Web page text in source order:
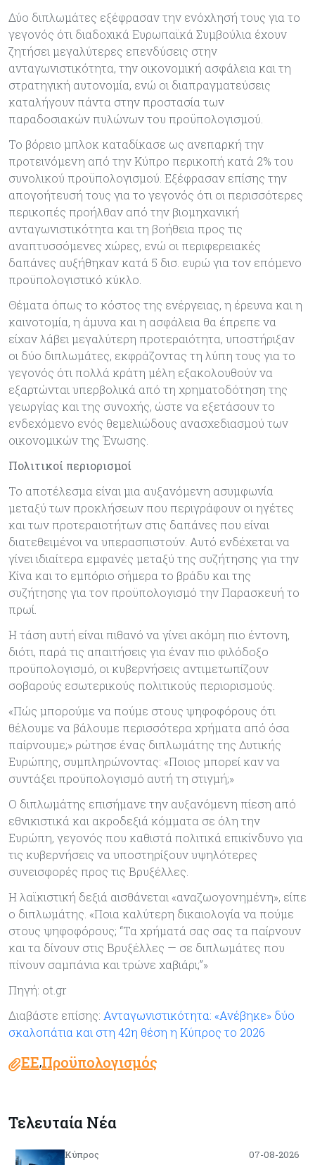
Δύο διπλωμάτες εξέφρασαν την ενόχλησή τους για το
γεγονός ότι διαδοχικά Ευρωπαϊκά Συμβούλια έχουν
ζητήσει μεγαλύτερες επενδύσεις στην
ανταγωνιστικότητα, την οικονομική ασφάλεια και τη
στρατηγική αυτονομία, ενώ οι διαπραγματεύσεις
καταλήγουν πάντα στην προστασία των
παραδοσιακών πυλώνων του προϋπολογισμού.
Το βόρειο μπλοκ καταδίκασε ως ανεπαρκή την
προτεινόμενη από την Κύπρο περικοπή κατά 2% του
συνολικού προϋπολογισμού. Εξέφρασαν επίσης την
απογοήτευσή τους για το γεγονός ότι οι περισσότερες
περικοπές προήλθαν από την βιομηχανική
ανταγωνιστικότητα και τη βοήθεια προς τις
αναπτυσσόμενες χώρες, ενώ οι περιφερειακές
δαπάνες αυξήθηκαν κατά 5 δισ. ευρώ για τον επόμενο
προϋπολογιστικό κύκλο.
Θέματα όπως το κόστος της ενέργειας, η έρευνα και η
καινοτομία, η άμυνα και η ασφάλεια θα έπρεπε να
είχαν λάβει μεγαλύτερη προτεραιότητα, υποστήριξαν
οι δύο διπλωμάτες, εκφράζοντας τη λύπη τους για το
γεγονός ότι πολλά κράτη μέλη εξακολουθούν να
εξαρτώνται υπερβολικά από τη χρηματοδότηση της
γεωργίας και της συνοχής, ώστε να εξετάσουν το
ενδεχόμενο ενός θεμελιώδους ανασχεδιασμού των
οικονομικών της Ένωσης.
Πολιτικοί περιορισμοί
Το αποτέλεσμα είναι μια αυξανόμενη ασυμφωνία
μεταξύ των προκλήσεων που περιγράφουν οι ηγέτες
και των προτεραιοτήτων στις δαπάνες που είναι
διατεθειμένοι να υπερασπιστούν. Αυτό ενδέχεται να
γίνει ιδιαίτερα εμφανές μεταξύ της συζήτησης για την
Κίνα και το εμπόριο σήμερα το βράδυ και της
συζήτησης για τον προϋπολογισμό την Παρασκευή το
πρωί.
Η τάση αυτή είναι πιθανό να γίνει ακόμη πιο έντονη,
διότι, παρά τις απαιτήσεις για έναν πιο φιλόδοξο
προϋπολογισμό, οι κυβερνήσεις αντιμετωπίζουν
σοβαρούς εσωτερικούς πολιτικούς περιορισμούς.
«Πώς μπορούμε να πούμε στους ψηφοφόρους ότι
θέλουμε να βάλουμε περισσότερα χρήματα από όσα
παίρνουμε;» ρώτησε ένας διπλωμάτης της Δυτικής
Ευρώπης, συμπληρώνοντας: «Ποιος μπορεί καν να
συντάξει προϋπολογισμό αυτή τη στιγμή;»
Ο διπλωμάτης επισήμανε την αυξανόμενη πίεση από
εθνικιστικά και ακροδεξιά κόμματα σε όλη την
Ευρώπη, γεγονός που καθιστά πολιτικά επικίνδυνο για
τις κυβερνήσεις να υποστηρίξουν υψηλότερες
συνεισφορές προς τις Βρυξέλλες.
Η λαϊκιστική δεξιά αισθάνεται «αναζωογονημένη», είπε
ο διπλωμάτης. «Ποια καλύτερη δικαιολογία να πούμε
στους ψηφοφόρους; “Τα χρήματά σας σας τα παίρνουν
και τα δίνουν στις Βρυξέλλες — σε διπλωμάτες που
πίνουν σαμπάνια και τρώνε χαβιάρι;”»
Πηγή: ot.gr
Διαβάστε επίσης: Ανταγωνιστικότητα: «Ανέβηκε» δύο
σκαλοπάτια και στη 42η θέση η Κύπρος το 2026
ΕΕ,Προϋπολογισμός
Τελευταία Νέα
Κύπρος 07-08-2026